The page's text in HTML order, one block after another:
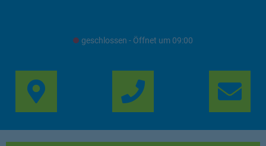
geschlossen - Öffnet um 09:00
Link Opens in New